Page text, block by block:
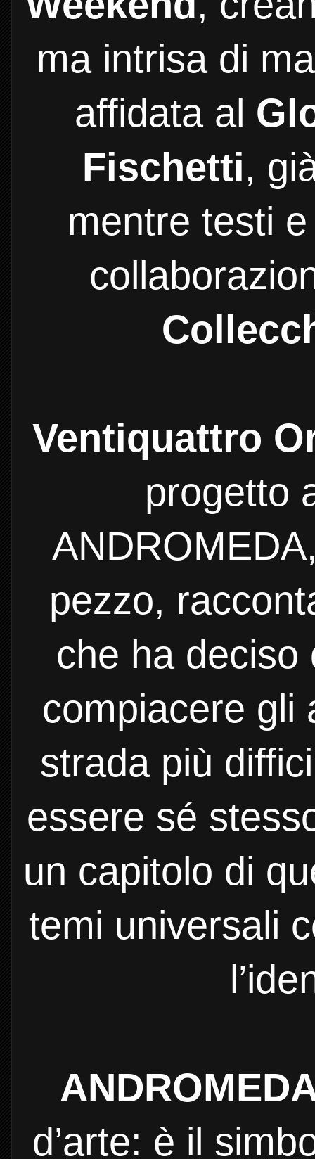
ma intrisa di
affidata al
Fischetti,
mentre testi
Ventiquattro
progetto
pezzo,
che ha deciso
compiacere gli
strada più
essere sé
un capitolo di
temi universali
d’arte: è il